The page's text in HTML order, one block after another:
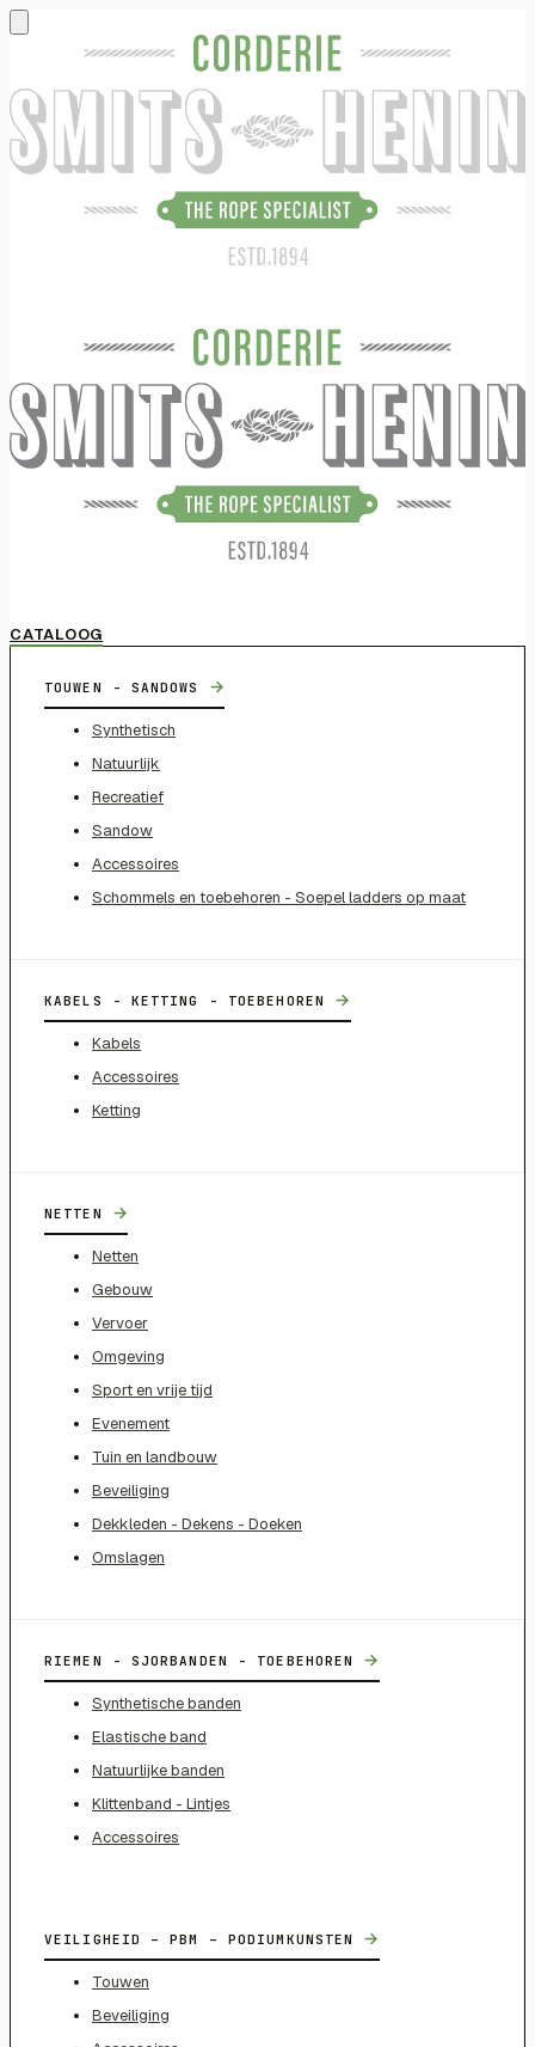
CATALOOG
TOUWEN - SANDOWS →
Synthetisch
Natuurlijk
Recreatief
Sandow
Accessoires
Schommels en toebehoren - Soepel ladders op maat
KABELS - KETTING - TOEBEHOREN →
Kabels
Accessoires
Ketting
NETTEN →
Netten
Gebouw
Vervoer
Omgeving
Sport en vrije tijd
Evenement
Tuin en landbouw
Beveiliging
Dekkleden - Dekens - Doeken
Omslagen
RIEMEN - SJORBANDEN - TOEBEHOREN →
Synthetische banden
Elastische band
Natuurlijke banden
Klittenband - Lintjes
Accessoires
VEILIGHEID – PBM – PODIUMKUNSTEN →
Touwen
Beveiliging